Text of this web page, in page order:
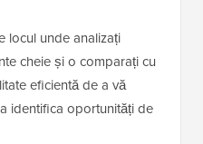
locul unde analizați
cheie și o comparați cu
eficientă de a vă
identifica oportunități de